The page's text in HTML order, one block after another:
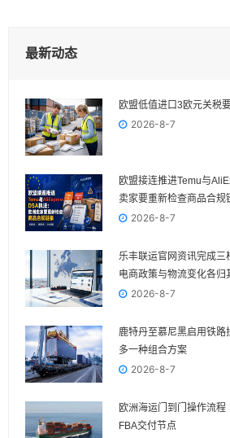
最新动态
欧盟低值进口3欧元关税
2026-8-7
欧盟接连推进Temu与
卖家要重新检查商品合规
2026-8-7
乐丰联运官网资讯完成三
电商政策与物流变化各归
2026-8-7
鹿特丹至慕尼黑启用铁
多一种组合方案
2026-8-7
欧洲海运门到门操作流
FBA交付节点